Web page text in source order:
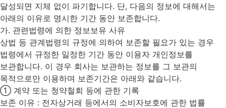
달성되면 지체 없이 파기합니다. 단, 다음의 정보에 대해서는
아래의 이유로 명시한 기간 동안 보존합니다.
가. 관련법령에 의한 정보보유 사유
상법 등 관계법령의 규정에 의하여 보존할 필요가 있는 경우
법령에서 규정한 일정한 기간 동안 이용자 개인정보를
보관합니다. 이 경우 회사는 보관하는 정보를 그 보관의
목적으로만 이용하며 보존기간은 아래와 같습니다.
① 계약 또는 청약철회 등에 관한 기록
보존 이유 : 전자상거래 등에서의 소비자보호에 관한 법률